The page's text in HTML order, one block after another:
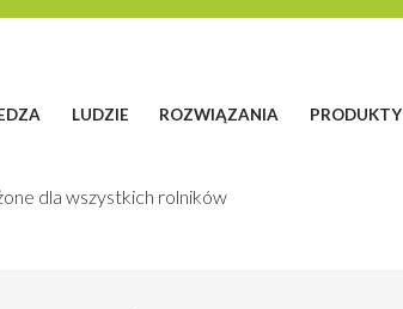
LUDZIE ROZWIĄZANIA PRODUKTY
dla wszystkich rolników